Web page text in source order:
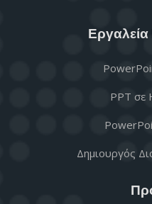
PPT σε
Δημιουργός